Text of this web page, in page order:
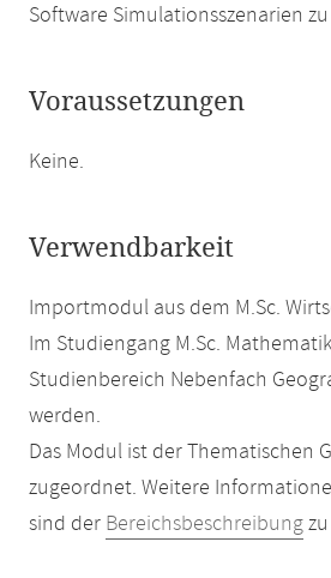
Software Simulationsszenarien
Voraussetzungen
Keine.
Verwendbarkeit
Importmodul aus dem M.Sc.
Im Studiengang M.Sc.
Studienbereich Nebenfach
werden.
Das Modul ist der Thematischen
zugeordnet. Weitere
sind der Bereichsbeschreibung